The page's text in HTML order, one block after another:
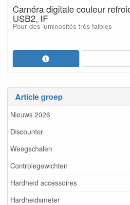
Article groep
Nieuws 2026
Discounter
Weegschalen
Controlegewichten
Hardheid accessoires
Hardheidsmeter
Caméra digitale couleur
USB2, IF
Pour des luminosités très faibles